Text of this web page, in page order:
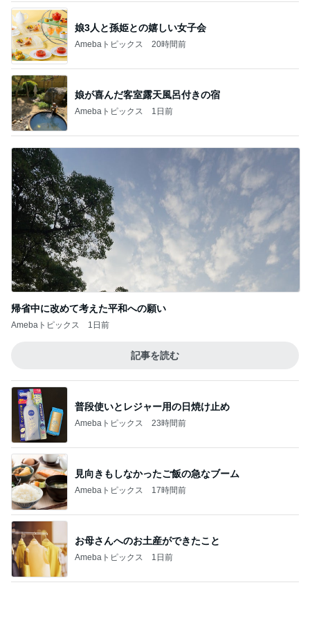
娘3人と孫姫との嬉しい女子会
Amebaトピックス 20時間前
娘が喜んだ客室露天風呂付きの宿
Amebaトピックス 1日前
帰省中に改めて考えた平和への願い
Amebaトピックス 1日前
記事を読む
普段使いとレジャー用の日焼け止め
Amebaトピックス 23時間前
見向きもしなかったご飯の急なブーム
Amebaトピックス 17時間前
お母さんへのお土産ができたこと
Amebaトピックス 1日前